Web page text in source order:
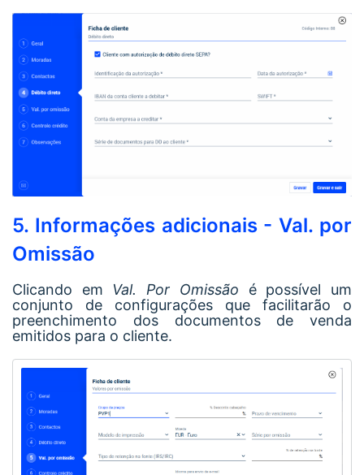
5. Informações adicionais - Val. por
Omissão
Clicando em Val. Por Omissão é possível um
conjunto de configurações que facilitarão o
preenchimento dos documentos de venda
emitidos para o cliente.